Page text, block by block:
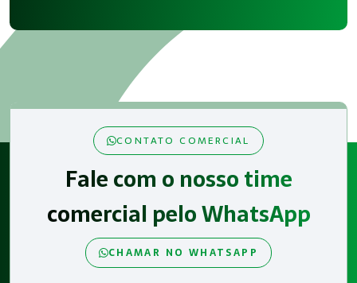
CONTATO COMERCIAL
Fale com o nosso time
comercial pelo WhatsApp
CHAMAR NO WHATSAPP